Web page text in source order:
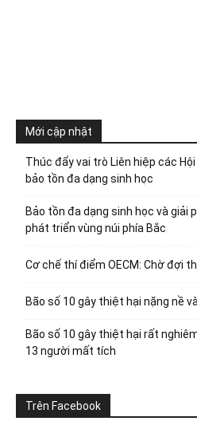
Mới cập nhật
Thúc đẩy vai trò Liên hiệp các
bảo tồn đa dạng sinh học
Bảo tồn đa dạng sinh học và giải
phát triển vùng núi phía Bắc
Cơ chế thí điểm OECM: Chờ đợi
Bão số 10 gây thiệt hại nặng nề
Bão số 10 gây thiệt hại rất
13 người mất tích
Trên Facebook